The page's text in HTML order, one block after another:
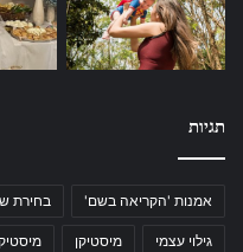
תגיות
אמנות 'הקריאה בשם' בחירת
גילוי עצמי מיסטיקן